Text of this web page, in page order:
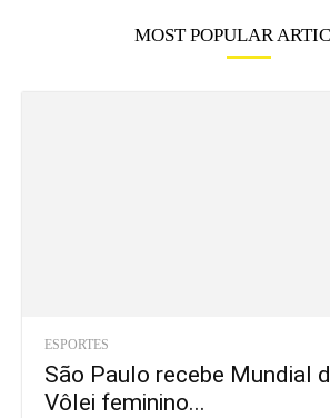
MOST POPULAR
ESPORTES
São Paulo recebe Mundial
Vôlei feminino...